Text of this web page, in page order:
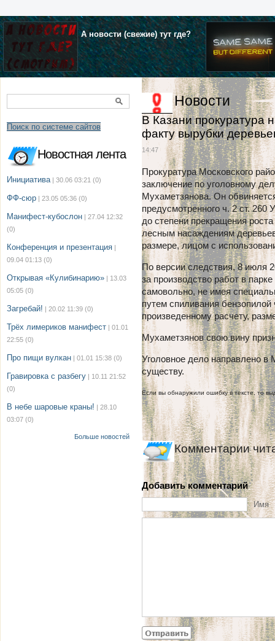
А новости (свежие) тут где?
Поиск по системе сайтов
Новостная лента
Инициатива | 30.06 03:21 (0)
ФФ-сюр | 23.05 05:36 (0)
Манифест-кубослон | 27.04 12:32
(0)
Конференция и презентация |
09.04 01:13 (0)
Открывая «Кулибинарию» | 13.03
05:05 (0)
Загребай! | 20.02 11:39 (0)
Трёх лимериков манифест | 01.01
22:55 (0)
Про пищи вулкан | 01.01 15:38 (0)
Гравировка с разбегу | 10.11 21:52
(0)
В небе шаровые краны! | 28.10
03:07 (0)
Больше новостей
Новости
В Казани прокуратура
факту вырубки
14:47
Прокуратура Московского
заключение по уголовному
Мухаметзянова. Он
предусмотренного ч. 2 ст.
до степени прекращения
лесным насаждениям
размере, лицом с
По версии следствия, 8 июля
за производство работ в
самовольно, не имея
путем спиливания
произведенному расчету,
Мухаметзянов свою вину
Уголовное дело направлено в
существу.
Если вы обнаружили ошибку в тексте, то
Комментарии
Добавить комментарий
Имя